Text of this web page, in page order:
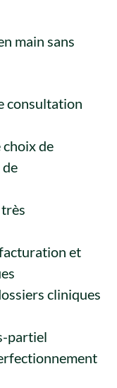
main sans
consultation
de
et
cliniques
partiel